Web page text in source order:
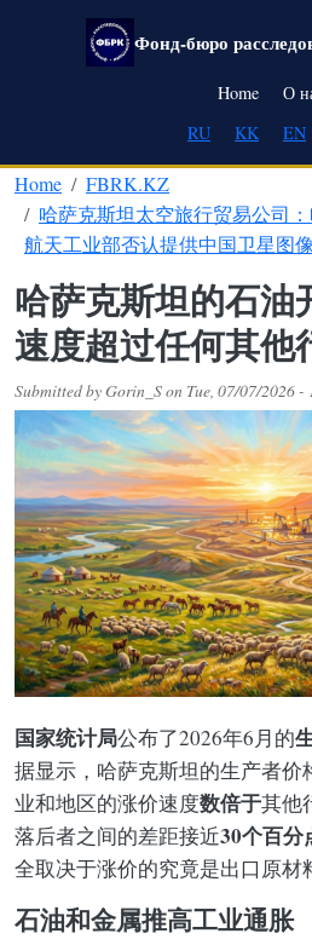
Skip to main content
Фонд-бюро
Main
Home
О
RU
KK EN
Home
FBRK.KZ
哈萨克斯坦太空旅行贸易公司
航天工业部否认提供中国卫星图像
哈萨克斯坦的石油
速度超过任何其他
Submitted byGorin_Son Tue, 07/07/2026 -
国家统计局公布了2026年6月的
据显示，哈萨克斯坦的生产者价
业和地区的涨价速度数倍于其他
落后者之间的差距接近30个百分
全取决于涨价的究竟是出口原材
石油和金属推高工业通胀